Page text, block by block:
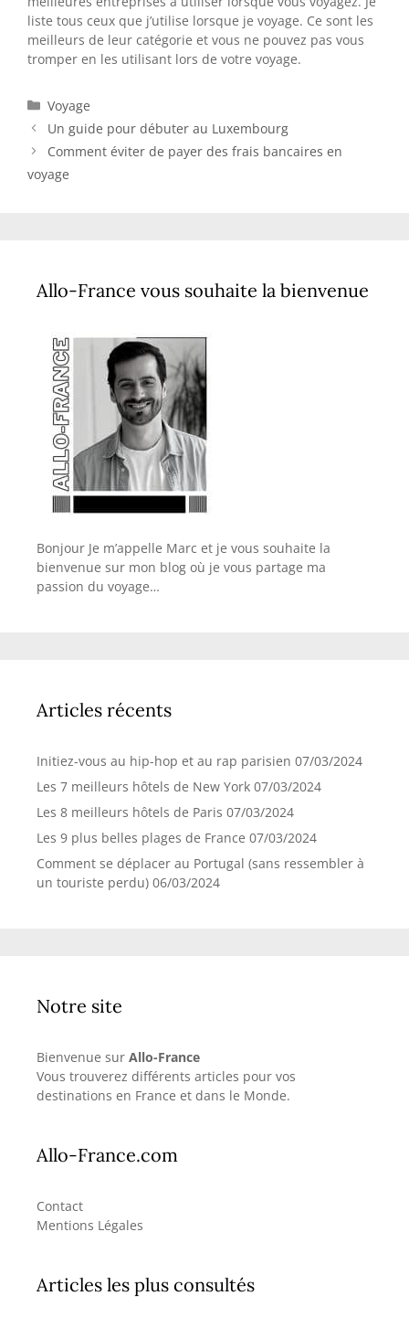
liste tous ceux que j’utilise lorsque je voyage. Ce sont les
meilleurs de leur catégorie et vous ne pouvez pas vous
tromper en les utilisant lors de votre voyage.
Catégories
Voyage
Un guide pour débuter au Luxembourg
Comment éviter de payer des frais bancaires en
voyage
Allo-France vous souhaite la bienvenue
Bonjour Je m’appelle Marc et je vous souhaite la
bienvenue sur mon blog où je vous partage ma
passion du voyage…
Articles récents
Initiez-vous au hip-hop et au rap parisien 07/03/2024
Les 7 meilleurs hôtels de New York 07/03/2024
Les 8 meilleurs hôtels de Paris 07/03/2024
Les 9 plus belles plages de France 07/03/2024
Comment se déplacer au Portugal (sans ressembler à
un touriste perdu) 06/03/2024
Notre site
Bienvenue sur Allo-France
Vous trouverez différents articles pour vos
destinations en France et dans le Monde.
Allo-France.com
Contact
Mentions Légales
Articles les plus consultés